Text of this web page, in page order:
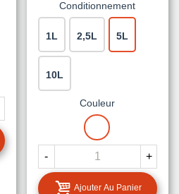
Conditionnement
1L 2,5L 5L
10L
Couleur
BLANC
- +
Ajouter Au Panier